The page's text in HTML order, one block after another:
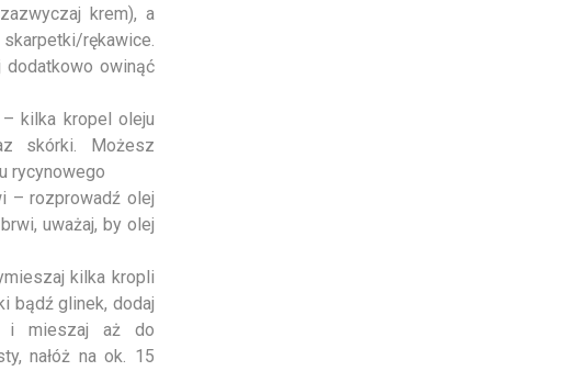
krem), a
skarpetki/rękawice.
owinąć
kilka kropel oleju
skórki. Możesz
rycynowego
– rozprowadź olej
uważaj, by olej
kilka kropli
bądź glinek, dodaj
i mieszaj aż do
nałóż na ok. 15